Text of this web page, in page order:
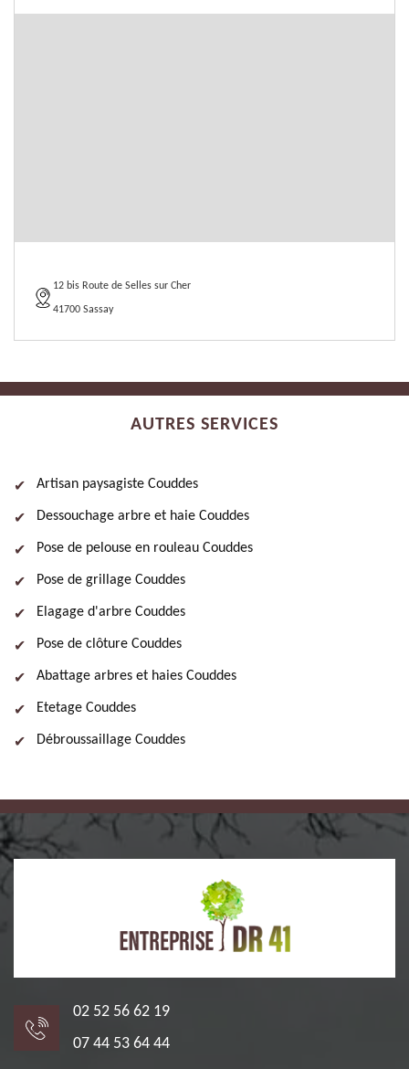
12 bis Route de Selles sur Cher
41700 Sassay
AUTRES SERVICES
Artisan paysagiste Couddes
Dessouchage arbre et haie Couddes
Pose de pelouse en rouleau Couddes
Pose de grillage Couddes
Elagage d'arbre Couddes
Pose de clôture Couddes
Abattage arbres et haies Couddes
Etetage Couddes
Débroussaillage Couddes
02 52 56 62 19
07 44 53 64 44